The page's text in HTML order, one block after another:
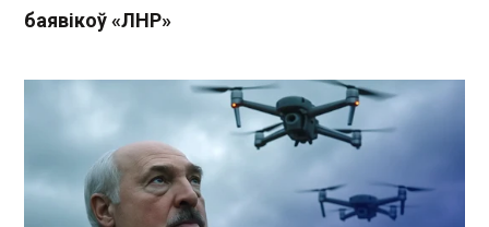
баявікоў «ЛНР»